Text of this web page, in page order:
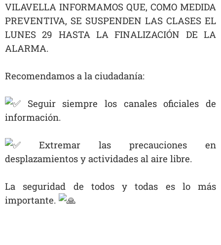
VILAVELLA INFORMAMOS QUE, COMO MEDIDA
PREVENTIVA, SE SUSPENDEN LAS CLASES EL
LUNES 29 HASTA LA FINALIZACIÓN DE LA
ALARMA.
Recomendamos a la ciudadanía:
Seguir siempre los canales oficiales de
información.
Extremar las precauciones en
desplazamientos y actividades al aire libre.
La seguridad de todos y todas es lo más
importante.